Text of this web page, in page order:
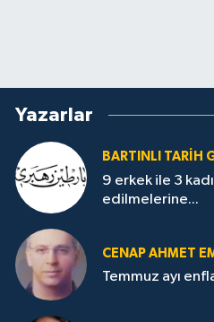
Yazarlar
BARTINLI TARIH
9 erkek ile 3
edilmelerine...
CENAP AHMET
Temmuz ayı